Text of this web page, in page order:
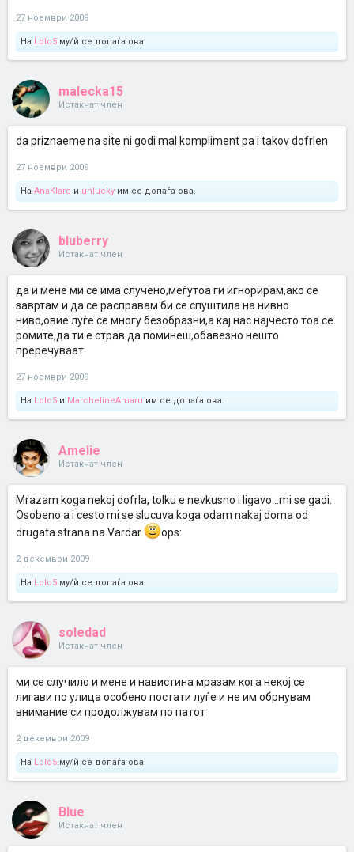
27 ноември 2009
На Lolo5 му/ѝ се допаѓа ова.
malecka15
Истакнат член
da priznaeme na site ni godi mal kompliment pa i takov dofrlen
27 ноември 2009
На AnaKlarc и unlucky им се допаѓа ова.
bluberry
Истакнат член
да и мене ми се има случено,меѓутоа ги игнорирам,ако се
завртам и да се расправам би се спуштила на нивно
ниво,овие луѓе се многу безобразни,а кај нас најчесто тоа се
ромите,да ти е страв да поминеш,обавезно нешто
преречуваат
27 ноември 2009
На Lolo5 и MarchelineAmaru им се допаѓа ова.
Amelie
Истакнат член
Mrazam koga nekoj dofrla, tolku e nevkusno i ligavo...mi se gadi.
Osobeno a i cesto mi se slucuva koga odam nakaj doma od
drugata strana na Vardar
ops:
2 декември 2009
На Lolo5 му/ѝ се допаѓа ова.
soledad
Истакнат член
ми се случило и мене и навистина мразам кога некој се
лигави по улица особено постати луѓе и не им обрнувам
внимание си продолжувам по патот
2 декември 2009
На Lolo5 му/ѝ се допаѓа ова.
Blue
Истакнат член